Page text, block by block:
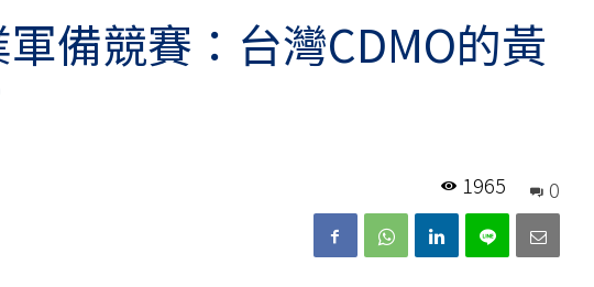
備競賽：台灣CDMO的黃
0
1965